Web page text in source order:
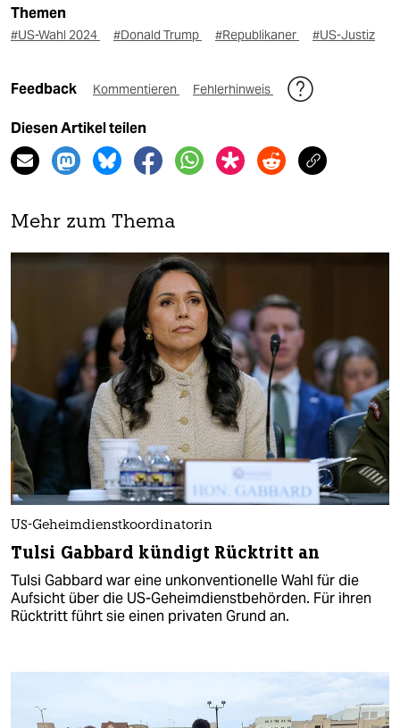
Themen
#US-Wahl 2024 #Donald Trump #Republikaner #US-Justiz
Feedback Kommentieren Fehlerhinweis
Diesen Artikel teilen
Mehr zum Thema
US-Geheimdienstkoordinatorin
Tulsi Gabbard kündigt Rücktritt an
Tulsi Gabbard war eine unkonventionelle Wahl für die
Aufsicht über die US-Geheimdienstbehörden. Für ihren
Rücktritt führt sie einen privaten Grund an.